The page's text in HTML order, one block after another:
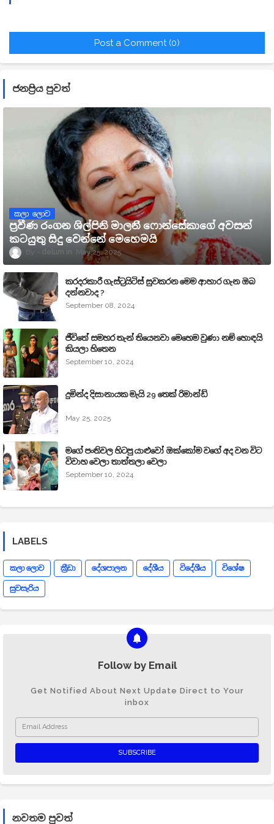
Post a Comment (0)
ජනප්‍රිය පුවත්
කලා ලොව
ප්‍රවීණ රංගන ශිල්පිනි මාලනී ෆොන්සේකාගේ අවසන්
කටයුතු සිදු වෙන්නේ මෙහෙමයි
delum May 25, 2025
කරදරකාරී ගැස්ට්‍රයිටිස් සුවකරන මෙම ආහාර ගැන ඔබ
දන්නවාද ?
September 08, 2024
ජීවිතේ සමහර තැන් තියෙනවා මෙහෙම වුණා නම් හොඳයි
කියලා හිතෙන
September 10, 2024
දුමින්ද දිසානායක මැයි 29 තෙක් රිමාන්ඩ්
May 25, 2025
මගේ පංතිවල හිටපු යාළුවෝ ඔක්කෝම වගේ අද වන විට
විවාහ වෙලා තාත්තලා වෙලා
September 10, 2024
LABELS
කලා ලොව ක්‍රීඩා දේශපාලන දේශීය විදේශීය විශේෂ
සුවසැරිය
Follow by Email
Get Notified About Next Update Direct to Your
inbox
නවතම පුවත්